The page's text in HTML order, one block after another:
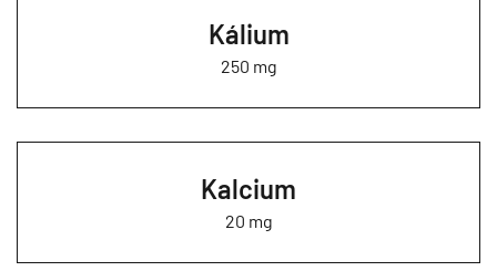
Kálium
250 mg
Kalcium
20 mg